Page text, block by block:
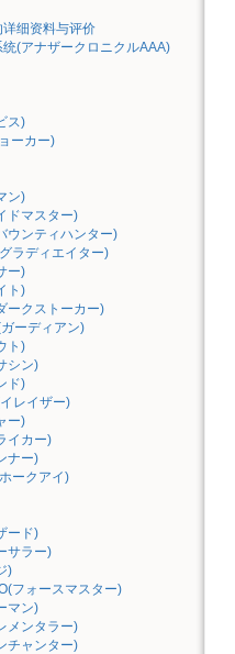
细资料与评价
(アナザークロニクルAAA)
ス)
ーカー)
ン)
ドマスター)
ウンティハンター)
ラディエイター)
ー)
ト)
ークストーカー)
ーディアン)
ト)
シン)
ド)
レイザー)
ー)
イカー)
ナー)
ークアイ)
ード)
サラー)
)
フォースマスター)
マン)
メンタラー)
チャンター)